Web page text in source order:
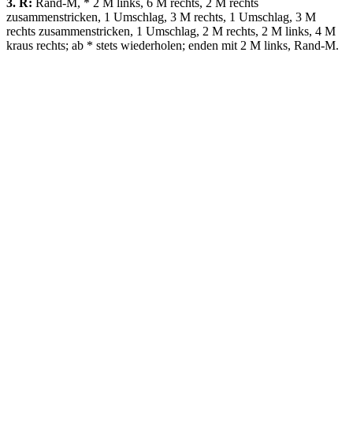
3. R: Rand-M, * 2 M links, 6 M rechts, 2 M rechts
zusammenstricken, 1 Umschlag, 3 M rechts, 1 Umschlag, 3 M
rechts zusammenstricken, 1 Umschlag, 2 M rechts, 2 M links, 4 M
kraus rechts; ab * stets wiederholen; enden mit 2 M links, Rand-M.